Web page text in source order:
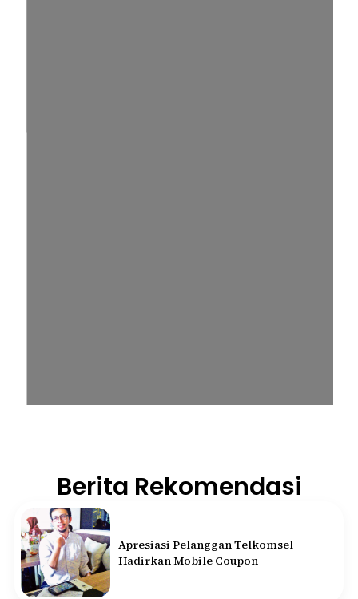
Berita Rekomendasi
Apresiasi Pelanggan Telkomsel
Hadirkan Mobile Coupon